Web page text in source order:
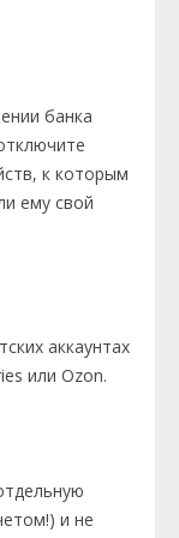
банка
к которым
ему свой
аккаунтах
или Ozon.
и не